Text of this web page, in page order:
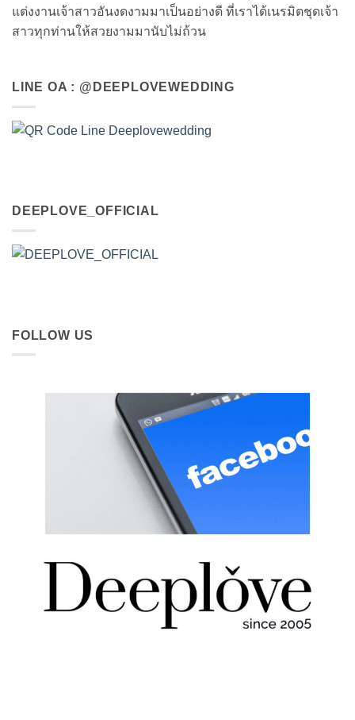
แต่งงานเจ้าสาวอันงดงามมาเป็นอย่างดี ที่เราได้เนรมิตชุดเจ้า
สาวทุกท่านให้สวยงามมานับไม่ถ้วน
LINE OA : @DEEPLOVEWEDDING
DEEPLOVE_OFFICIAL
FOLLOW US